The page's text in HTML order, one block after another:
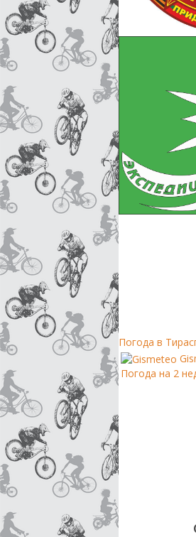
Погода в
Погода на 2